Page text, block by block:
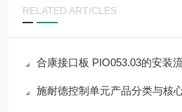
RELATED ARTICLES
合康接口板 PIO053.03的安装
施耐德控制单元产品分类与核